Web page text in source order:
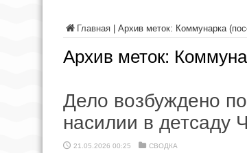
Главная Архив меток: Коммунарка
Архив меток:
Дело возбуждено
насилии в детсаду
21.05.2026 00:25 СВОДКА